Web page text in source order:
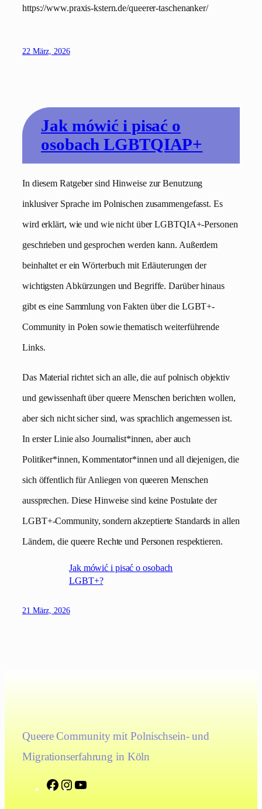
https://www.praxis-kstern.de/queerer-taschenanker/
22 März, 2026
Jak mówić i pisać o
osobach LGBTQIAP+
In diesem Ratgeber sind Hinweise zur Benutzung
inklusiver Sprache im Polnischen zusammengefasst. Es
wird erklärt, wie und wie nicht über LGBTQIA+-Personen
geschrieben und gesprochen werden kann. Außerdem
beinhaltet er ein Wörterbuch mit Erläuterungen der
wichtigsten Abkürzungen und Begriffe. Darüber hinaus
gibt es eine Sammlung von Fakten über die LGBT+-
Community in Polen sowie thematisch weiterführende
Links.
Das Material richtet sich an alle, die auf polnisch objektiv
und gewissenhaft über queere Menschen berichten wollen,
aber sich nicht sicher sind, was sprachlich angemessen ist.
In erster Linie also Journalist*innen, aber auch
Politiker*innen, Kommentator*innen und all diejenigen, die
sich öffentlich für Anliegen von queeren Menschen
aussprechen. Diese Hinweise sind keine Postulate der
LGBT+-Community, sondern akzeptierte Standards in allen
Ländern, die queere Rechte und Personen respektieren.
Jak mówić i pisać o osobach
LGBT+?
21 März, 2026
Queere Community mit Polnischsein- und
Migrationserfahrung in Köln
F
I